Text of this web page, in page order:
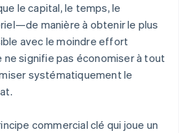
le capital, le temps, le
manière à obtenir le plus
avec le moindre effort
ne signifie pas économiser à tout
systématiquement le
commercial clé qui joue un